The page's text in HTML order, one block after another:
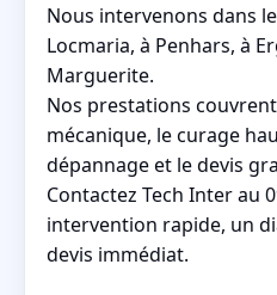
Nous intervenons dans
Locmaria, à Penhars, à
Marguerite.
Nos prestations
mécanique, le curage
dépannage et le devis
Contactez Tech Inter au
intervention rapide, un
devis immédiat.